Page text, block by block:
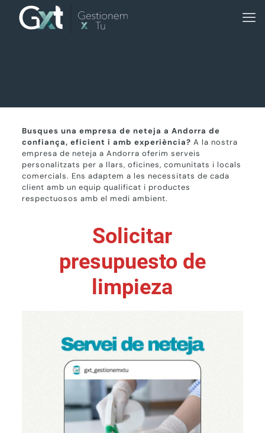
Busques una empresa de neteja a Andorra de
confiança, eficient i amb experiència? A la nostra
empresa de neteja a Andorra oferim serveis
personalitzats per a llars, oficines, comunitats i locals
comercials. Ens adaptem a les necessitats de cada
client amb un equip qualificat i productes
respectuosos amb el medi ambient.
Solicitar
presupuesto de
limpieza